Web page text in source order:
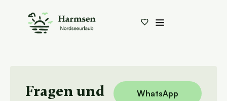
Fragen und
WhatsApp